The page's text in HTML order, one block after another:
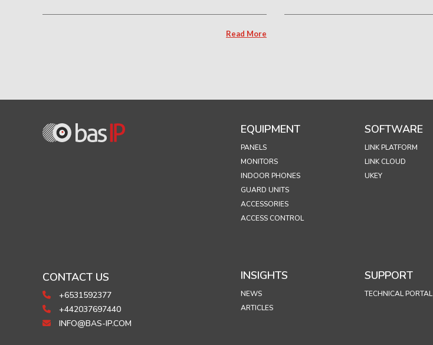
Read More
CONTACT US
+6531592377
+442037697440
INFO@BAS-IP.COM
EQUIPMENT
PANELS
MONITORS
INDOOR PHONES
GUARD UNITS
ACCESSORIES
ACCESS CONTROL
SOFTWARE
LINK PLATFORM
LINK CLOUD
UKEY
INSIGHTS
NEWS
ARTICLES
SUPPORT
TECHNICAL PORTAL